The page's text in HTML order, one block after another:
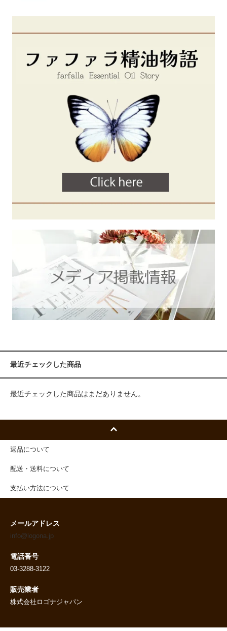
最近チェックした商品
最近チェックした商品はまだありません。
返品について
配送・送料について
支払い方法について
メールアドレス
info@logona.jp
電話番号
03-3288-3122
販売業者
株式会社ロゴナジャパン